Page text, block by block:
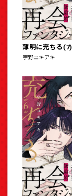
薄明に充ちる(7)
宇野ユキアキ